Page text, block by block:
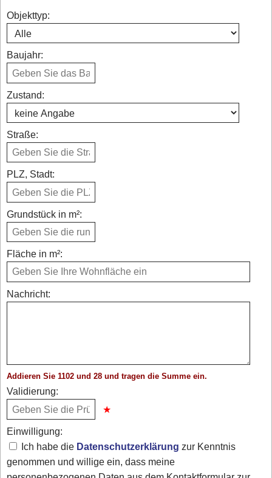
Objekttyp:
Baujahr:
Zustand:
Straße:
PLZ, Stadt:
Grundstück in m²:
Fläche in m²:
Nachricht:
Addieren Sie 1102 und 28 und tragen die Summe ein.
Validierung:
Einwilligung:
Ich habe die Datenschutzerklärung zur Kenntnis
genommen und willige ein, dass meine